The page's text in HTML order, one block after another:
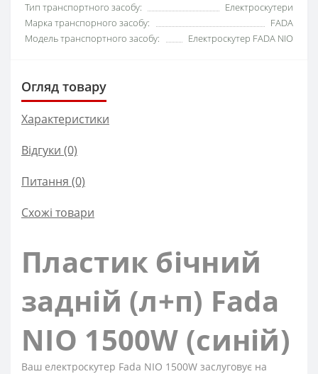
Тип транспортного засобу:
Електроскутери
Марка транспорного засобу:
FADA
Модель транспортного засобу:
Електроскутер FADA NIO
Огляд товару
Характеристики
Відгуки (0)
Питання (0)
Схожі товари
Пластик бічний
задній (л+п) Fada
NIO 1500W (синій)
Ваш електроскутер Fada NIO 1500W заслуговує на